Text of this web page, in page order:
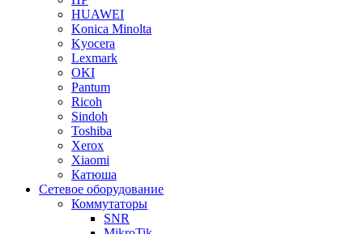
HUAWEI
Konica Minolta
Kyocera
Lexmark
OKI
Pantum
Ricoh
Sindoh
Toshiba
Xerox
Xiaomi
Катюша
Сетевое оборудование
Коммутаторы
SNR